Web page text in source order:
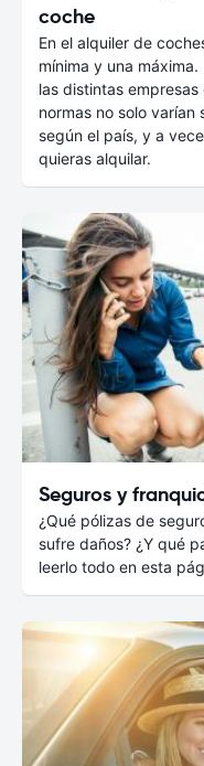
coche
En el alquiler de
mínima y una
las distintas
normas no solo varían
según el país, y a
quieras alquilar.
Seguros y
¿Qué pólizas de
sufre daños? ¿Y qué
leerlo todo en esta